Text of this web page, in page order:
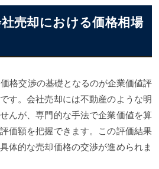
売却における価格相場
格交渉の基礎となるのが企業価値評
す。会社売却には不動産のような明
んが、専門的な手法で企業価値を算
価額を把握できます。この評価結果
体的な売却価格の交渉が進められま